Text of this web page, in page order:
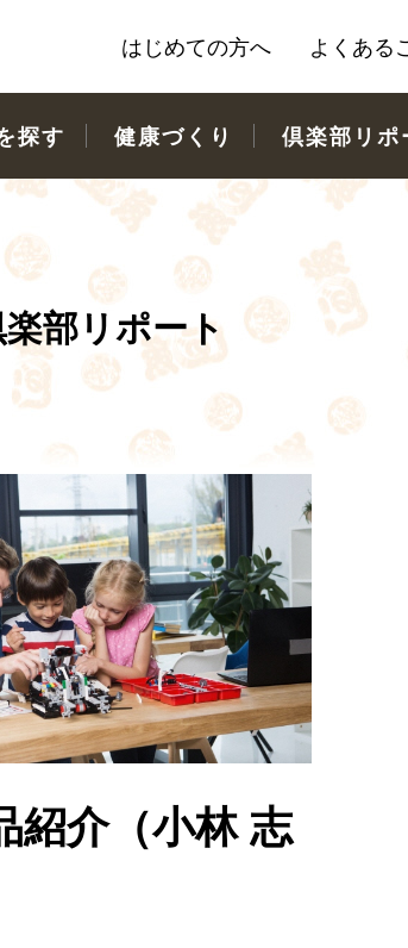
はじめての方へ よくある
探す 健康づくり 倶楽部リポ
部リポート
紹介（小林 志